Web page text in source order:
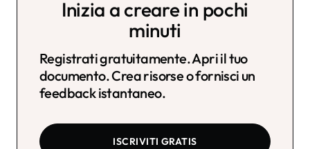
Inizia a creare in pochi
minuti
Registrati gratuitamente. Apri il tuo
documento. Crea risorse o fornisci un
feedback istantaneo.
ISCRIVITI GRATIS